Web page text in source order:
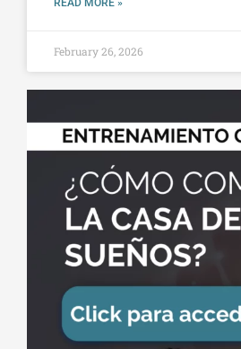
READ MORE »
February 26, 2026